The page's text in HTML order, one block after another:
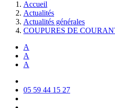
Accueil
Actualités
Actualités générales
COUPURES DE
A
A
A
05 59 44 15 27